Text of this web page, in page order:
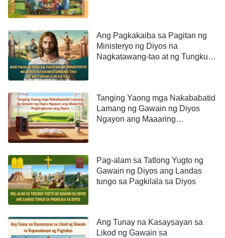
Ang Pagkakaiba sa Pagitan ng
Ministeryo ng Diyos na
Nagkatawang-tao at ng Tungkulin
Tanging Yaong mga Nakababatid
Lamang ng Gawain ng Diyos
Ngayon ang Maaaring
Pag-alam sa Tatlong Yugto ng
Gawain ng Diyos ang Landas
tungo sa Pagkilala sa Diyos
Ang Tunay na Kasaysayan sa
Likod ng Gawain sa